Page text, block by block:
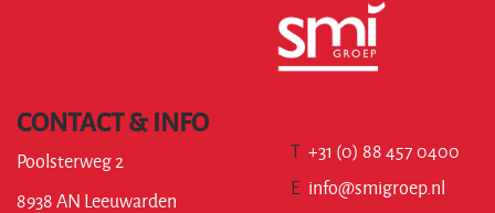
CONTACT & INFO
Poolsterweg 2
8938 AN Leeuwarden
T +31 (0) 88 457 0400
E info@smigroep.nl